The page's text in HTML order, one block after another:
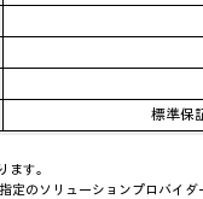
標準保
ます。
定のソリューションプロバイダ